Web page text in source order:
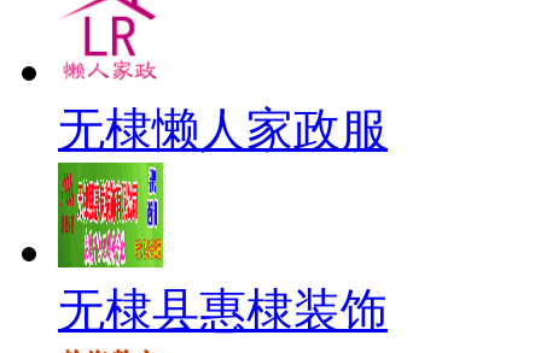
无棣懒人家政服
无棣县惠棣装饰